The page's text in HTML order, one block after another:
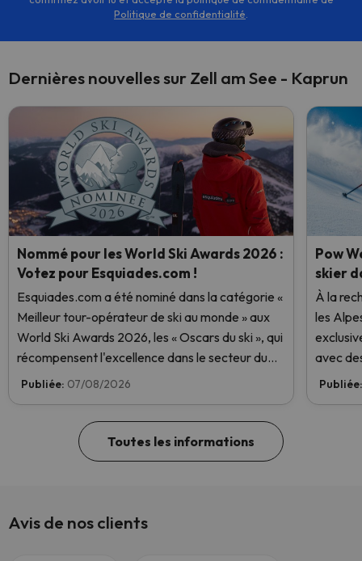
Politique de confidentialité
Dernières nouvelles sur Zell am See - Kaprun
Nommé pour les World Ski Awards 2026 :
Votez pour Esquiades.com !
Esquiades.com a été nominé dans la catégorie «
Meilleur tour-opérateur de ski au monde » aux
World Ski Awards 2026, les « Oscars du ski », qui
récompensent l'excellence dans le secteur du
ski. Votez dès maintenant et aidez-nous à
Publiée: 07/08/2026
Pow
skier
À la
les
avec
Toutes les informations
Avis de nos clients